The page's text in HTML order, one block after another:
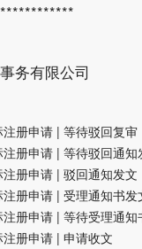
务有限公司
注册申请 |等待驳回复审
注册申请 |等待驳回通知
注册申请 |驳回通知发文
注册申请 |受理通知书发
注册申请 |等待受理通知
注册申请 |申请收文